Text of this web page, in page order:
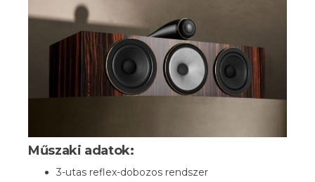
Műszaki adatok:
3-utas reflex-dobozos rendszer